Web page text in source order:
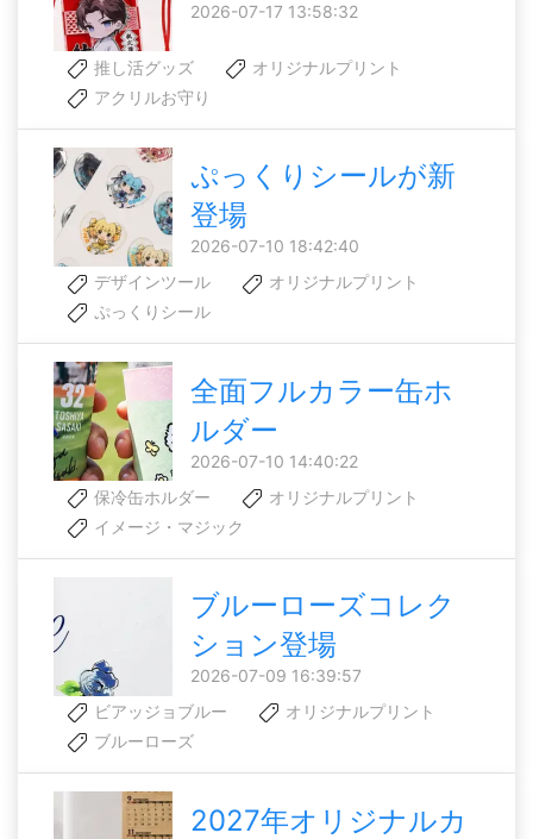
2026-07-17 13:58:32
推し活グッズ
オリジナルプリント
アクリルお守り
ぷっくりシールが新
登場
2026-07-10 18:42:40
デザインツール
オリジナルプリント
ぷっくりシール
全面フルカラー缶ホ
ルダー
2026-07-10 14:40:22
保冷缶ホルダー
オリジナルプリント
イメージ・マジック
ブルーローズコレク
ション登場
2026-07-09 16:39:57
ビアッジョブルー
オリジナルプリント
ブルーローズ
2027年オリジナルカ